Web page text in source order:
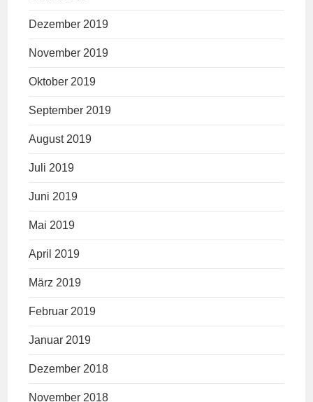
Dezember 2019
November 2019
Oktober 2019
September 2019
August 2019
Juli 2019
Juni 2019
Mai 2019
April 2019
März 2019
Februar 2019
Januar 2019
Dezember 2018
November 2018